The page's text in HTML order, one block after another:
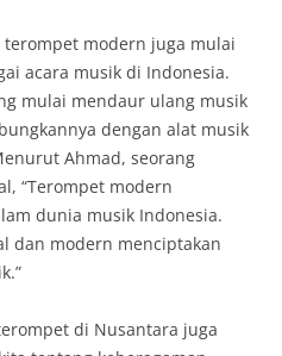
modern juga mulai
acara musik di Indonesia.
mulai mendaur ulang musik
dengan alat musik
Ahmad, seorang
“Terompet modern
dunia musik Indonesia.
dan modern menciptakan
di Nusantara juga